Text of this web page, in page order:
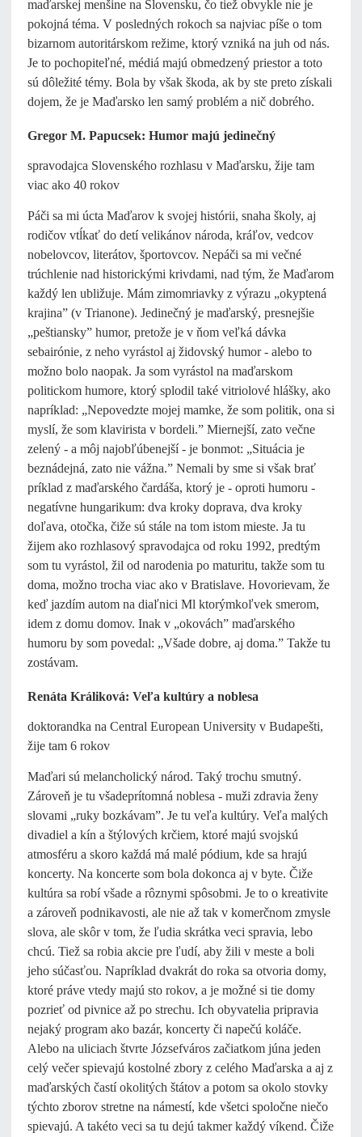
maďarskej menšine na Slovensku, čo tiež obvykle nie je
pokojná téma. V posledných rokoch sa najviac píše o tom
bizarnom autoritárskom režime, ktorý vzniká na juh od nás.
Je to pochopiteľné, médiá majú obmedzený priestor a toto
sú dôležité témy. Bola by však škoda, ak by ste preto získali
dojem, že je Maďarsko len samý problém a nič dobrého.
Gregor M. Papucsek: Humor majú jedinečný
spravodajca Slovenského rozhlasu v Maďarsku, žije tam
viac ako 40 rokov
Páči sa mi úcta Maďarov k svojej histórii, snaha školy, aj
rodičov vtĺkať do detí velikánov národa, kráľov, vedcov
nobelovcov, literátov, športovcov. Nepáči sa mi večné
trúchlenie nad historickými krivdami, nad tým, že Maďarom
každý len ubližuje. Mám zimomriavky z výrazu „okyptená
krajina” (v Trianone). Jedinečný je maďarský, presnejšie
„peštiansky” humor, pretože je v ňom veľká dávka
sebairónie, z neho vyrástol aj židovský humor - alebo to
možno bolo naopak. Ja som vyrástol na maďarskom
politickom humore, ktorý splodil také vitriolové hlášky, ako
napríklad: „Nepovedzte mojej mamke, že som politik, ona si
myslí, že som klavirista v bordeli.” Miernejší, zato večne
zelený - a môj najobľúbenejší - je bonmot: „Situácia je
beznádejná, zato nie vážna.” Nemali by sme si však brať
príklad z maďarského čardáša, ktorý je - oproti humoru -
negatívne hungarikum: dva kroky doprava, dva kroky
doľava, otočka, čiže sú stále na tom istom mieste. Ja tu
žijem ako rozhlasový spravodajca od roku 1992, predtým
som tu vyrástol, žil od narodenia po maturitu, takže som tu
doma, možno trocha viac ako v Bratislave. Hovorievam, že
keď jazdím autom na diaľnici Ml ktorýmkoľvek smerom,
idem z domu domov. Inak v „okovách” maďarského
humoru by som povedal: „Všade dobre, aj doma.” Takže tu
zostávam.
Renáta Králiková: Veľa kultúry a noblesa
doktorandka na Central European University v Budapešti,
žije tam 6 rokov
Maďari sú melancholický národ. Taký trochu smutný.
Zároveň je tu všadeprítomná noblesa - muži zdravia ženy
slovami „ruky bozkávam”. Je tu veľa kultúry. Veľa malých
divadiel a kín a štýlových krčiem, ktoré majú svojskú
atmosféru a skoro každá má malé pódium, kde sa hrajú
koncerty. Na koncerte som bola dokonca aj v byte. Čiže
kultúra sa robí všade a rôznymi spôsobmi. Je to o kreativite
a zároveň podnikavosti, ale nie až tak v komerčnom zmysle
slova, ale skôr v tom, že ľudia skrátka veci spravia, lebo
chcú. Tiež sa robia akcie pre ľudí, aby žili v meste a boli
jeho súčasťou. Napríklad dvakrát do roka sa otvoria domy,
ktoré práve vtedy majú sto rokov, a je možné si tie domy
pozrieť od pivnice až po strechu. Ich obyvatelia pripravia
nejaký program ako bazár, koncerty či napečú koláče.
Alebo na uliciach štvrte Józsefváros začiatkom júna jeden
celý večer spievajú kostolné zbory z celého Maďarska a aj z
maďarských častí okolitých štátov a potom sa okolo stovky
týchto zborov stretne na námestí, kde všetci spoločne niečo
spievajú. A takéto veci sa tu dejú takmer každý víkend. Čiže